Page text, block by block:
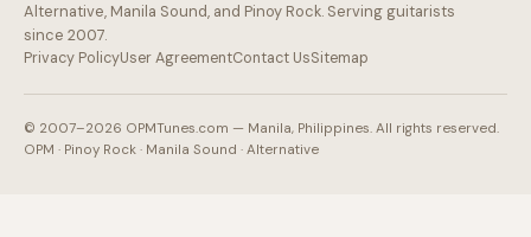
Alternative, Manila Sound, and Pinoy Rock. Serving guitarists
since 2007.
Privacy PolicyUser AgreementContact UsSitemap
© 2007–2026 OPMTunes.com — Manila, Philippines. All rights reserved.
OPM · Pinoy Rock · Manila Sound · Alternative